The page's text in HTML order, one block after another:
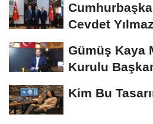
Cevdet
Gümüş Kaya
Kurulu
Kim Bu